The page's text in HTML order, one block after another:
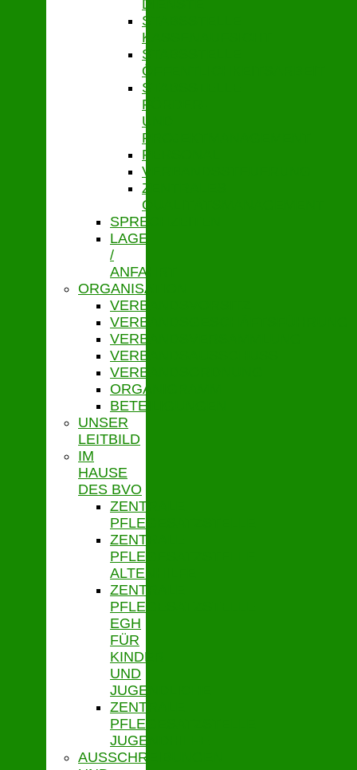
DIENSTE
STABSSTELLE
KASSENAUFSICHT
STABSSTELLE
ÖFFENTLICHKEITSARBEIT
STABSSTELLE
FÖRDER-
UND
PROJEKTMANAGEMENT
PERSONAL
VERBANDSSTEUERUNG
ZENTRALES
QUALITÄTSMANAGEMENT
SPRECHZEITEN
LAGE
/
ANFAHRT
ORGANISATION
VERBANDSVORSITZ
VERBANDSGESCHÄFTSFÜHRUNG
VERBANDSVERSAMMLUNG
VERBANDSAUSSCHUSS
VERBANDSORDNUNG
ORGANIGRAMM
BETEILIGUNGEN
UNSER
LEITBILD
IM
HAUSE
DES BVO
ZENTRALE
PFLEGESATZSTELLE
ZENTRALE
PFLEGESATZSTELLE
ALTENHILFE
ZENTRALE
PFLEGESATZSTELLE
EGH
FÜR
KINDER
UND
JUGENDLICHE
ZENTRALE
PFLEGESATZSTELLE
JUGENDHILFE
AUSSCHREIBUNGEN